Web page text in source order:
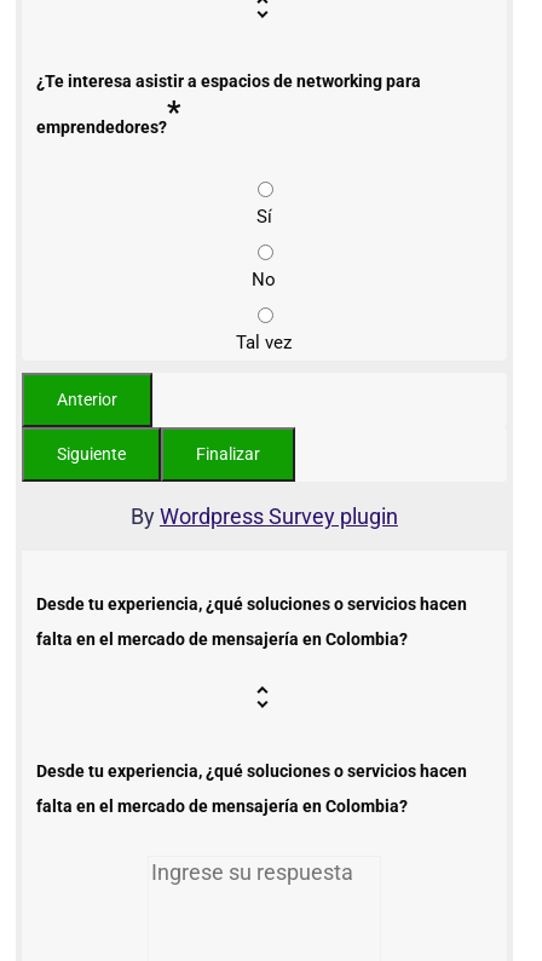
¿Te interesa asistir a espacios de networking para
emprendedores?*
Sí
No
Tal vez
ByWordpress Survey plugin
Desde tu experiencia, ¿qué soluciones o servicios hacen
falta en el mercado de mensajería en Colombia?
Desde tu experiencia, ¿qué soluciones o servicios hacen
falta en el mercado de mensajería en Colombia?